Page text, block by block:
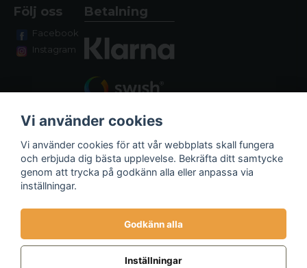
Följ oss
Facebook
Instagram
Betalning
Fraktalternativ
Vi använder cookies
Vi använder cookies för att vår webbplats skall fungera
och erbjuda dig bästa upplevelse. Bekräfta ditt samtycke
genom att trycka på godkänn alla eller anpassa via
inställningar.
Godkänn alla
Inställningar